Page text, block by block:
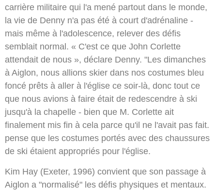
carrière militaire qui l'a mené partout dans le monde,
la vie de Denny n'a pas été à court d'adrénaline -
mais même à l'adolescence, relever des défis
semblait normal. « C'est ce que John Corlette
attendait de nous », déclare Denny. "Les dimanches
à Aiglon, nous allions skier dans nos costumes bleu
foncé prêts à aller à l'église ce soir-là, donc tout ce
que nous avions à faire était de redescendre à ski
jusqu'à la chapelle - bien que M. Corlette ait
finalement mis fin à cela parce qu'il ne l'avait pas fait.
pense que les costumes portés avec des chaussures
de ski étaient appropriés pour l'église.
Kim Hay (Exeter, 1996) convient que son passage à
Aiglon a "normalisé" les défis physiques et mentaux.